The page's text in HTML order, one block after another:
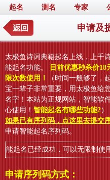
起名 测名 专家
申请及
太极鱼诗词典籍起名上线，上千
能起名功能。
目前优惠秒杀价18
限次数使用！
（时间一般够了，
宝一辈子非常重要，用太极鱼给
名字！本站为正规网站，智能软
心使用！ 智能起名有哪些功能?）
如果已有序列码，点这里去提交
申请智能起名序列码。
起名已经成功，可以无限制使
申请序列码方式：